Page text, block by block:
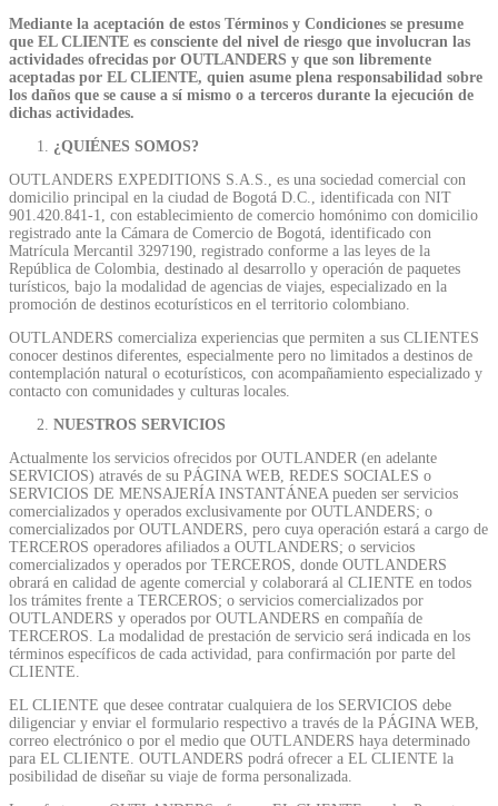
Mediante la aceptación de estos Términos y Condiciones se presume
que EL CLIENTE es consciente del nivel de riesgo que involucran las
actividades ofrecidas por OUTLANDERS y que son libremente
aceptadas por EL CLIENTE, quien asume plena responsabilidad sobre
los daños que se cause a sí mismo o a terceros durante la ejecución de
dichas actividades.
¿QUIÉNES SOMOS?
OUTLANDERS EXPEDITIONS S.A.S., es una sociedad comercial con
domicilio principal en la ciudad de Bogotá D.C., identificada con NIT
901.420.841-1, con establecimiento de comercio homónimo con domicilio
registrado ante la Cámara de Comercio de Bogotá, identificado con
Matrícula Mercantil 3297190, registrado conforme a las leyes de la
República de Colombia, destinado al desarrollo y operación de paquetes
turísticos, bajo la modalidad de agencias de viajes, especializado en la
promoción de destinos ecoturísticos en el territorio colombiano.
OUTLANDERS comercializa experiencias que permiten a sus CLIENTES
conocer destinos diferentes, especialmente pero no limitados a destinos de
contemplación natural o ecoturísticos, con acompañamiento especializado y
contacto con comunidades y culturas locales.
NUESTROS SERVICIOS
Actualmente los servicios ofrecidos por OUTLANDER (en adelante
SERVICIOS) através de su PÁGINA WEB, REDES SOCIALES o
SERVICIOS DE MENSAJERÍA INSTANTÁNEA pueden ser servicios
comercializados y operados exclusivamente por OUTLANDERS; o
comercializados por OUTLANDERS, pero cuya operación estará a cargo de
TERCEROS operadores afiliados a OUTLANDERS; o servicios
comercializados y operados por TERCEROS, donde OUTLANDERS
obrará en calidad de agente comercial y colaborará al CLIENTE en todos
los trámites frente a TERCEROS; o servicios comercializados por
OUTLANDERS y operados por OUTLANDERS en compañía de
TERCEROS. La modalidad de prestación de servicio será indicada en los
términos específicos de cada actividad, para confirmación por parte del
CLIENTE.
EL CLIENTE que desee contratar cualquiera de los SERVICIOS debe
diligenciar y enviar el formulario respectivo a través de la PÁGINA WEB,
correo electrónico o por el medio que OUTLANDERS haya determinado
para EL CLIENTE. OUTLANDERS podrá ofrecer a EL CLIENTE la
posibilidad de diseñar su viaje de forma personalizada.